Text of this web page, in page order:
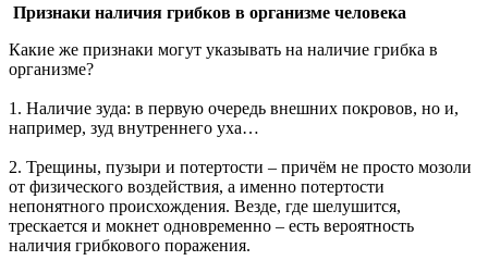
Признаки наличия грибков в организме человека
Какие же признаки могут указывать на наличие грибка в
организме?
1. Наличие зуда: в первую очередь внешних покровов, но и,
например, зуд внутреннего уха…
2. Трещины, пузыри и потертости – причём не просто мозоли
от физического воздействия, а именно потертости
непонятного происхождения. Везде, где шелушится,
трескается и мокнет одновременно – есть вероятность
наличия грибкового поражения.